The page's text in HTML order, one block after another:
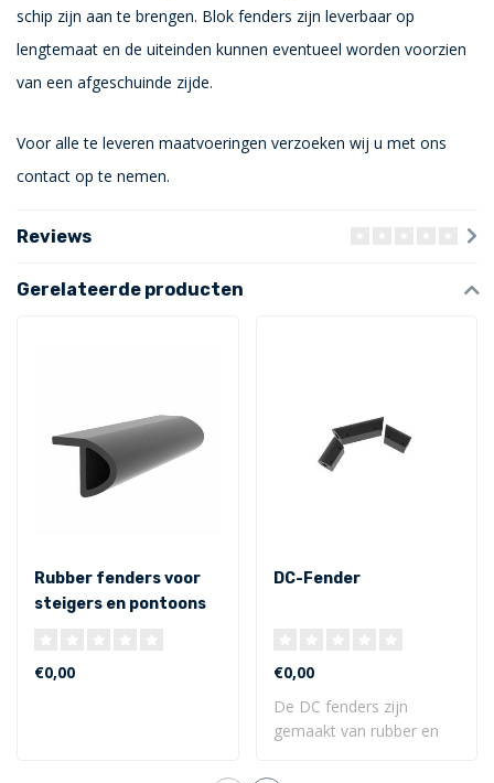
schip zijn aan te brengen. Blok fenders zijn leverbaar op
lengtemaat en de uiteinden kunnen eventueel worden voorzien
van een afgeschuinde zijde.
Voor alle te leveren maatvoeringen verzoeken wij u met ons
contact op te nemen.
Reviews
Gerelateerde producten
Rubber fenders voor
steigers en pontoons
€0,00
DC-Fender
€0,00
De DC fenders zijn
gemaakt van rubber en